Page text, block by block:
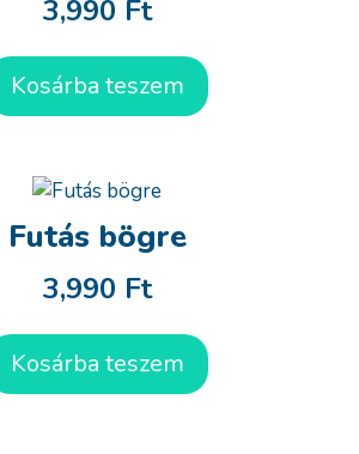
3,990 Ft
Kosárba teszem
Futás bögre
3,990 Ft
Kosárba teszem